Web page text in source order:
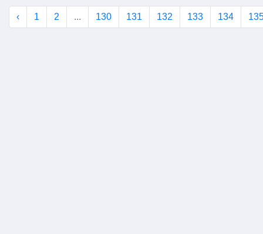
‹ 1 2 ... 130 131 132 133 134